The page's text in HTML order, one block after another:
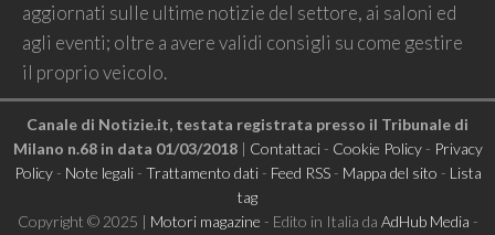
aggiornati sulle ultime notizie del settore, ai saloni ed
agli eventi; oltre a avere validi consigli su come gestire
il proprio veicolo.
Canale di Notizie.it, testata registrata presso il Tribunale di
Milano n.68 in data 01/03/2018| Contattaci- Cookie Policy- Privacy
Policy- Note legali- Trattamento dati- Feed RSS- Mappa del sito - Lista
tag
Copyright © 2025 | Motori magazine - Edito in Italia da AdHub Media -